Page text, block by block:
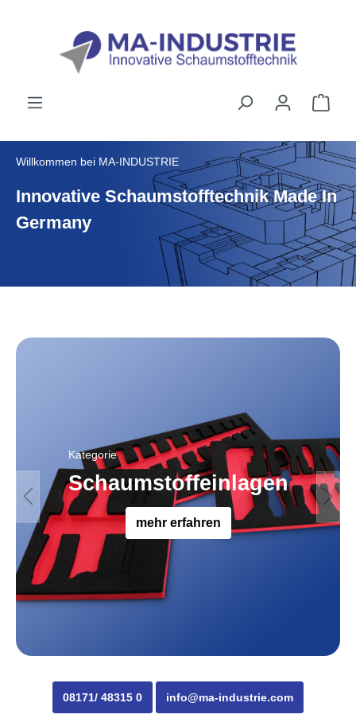
Willkommen bei MA-INDUSTRIE
Innovative Schaumstofftechnik Made In
Germany
Kategorie
Schaumstoffeinlagen
mehr erfahren
08171/ 48315 0 info@ma-industrie.com